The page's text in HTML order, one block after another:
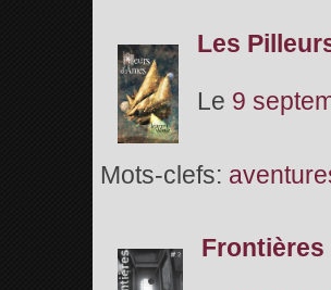
Les
Le 9
Mots-clefs:
Frontières